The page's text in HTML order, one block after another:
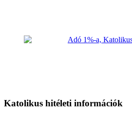
Katolikus hitéleti információk